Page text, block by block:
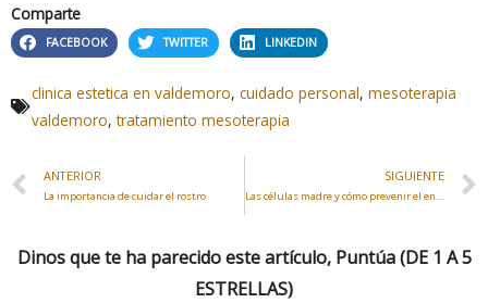
Comparte
FACEBOOK TWITTER LINKEDIN
clinica estetica en valdemoro, cuidado personal, mesoterapia
valdemoro,tratamiento mesoterapia
ANTERIOR
La importancia de cuidar el rostro
SIGUIENTE
Las células madre y cómo prevenir el envejecimiento de tu piel
Dinos que te ha parecido este artículo, Puntúa (DE 1 A 5
ESTRELLAS)